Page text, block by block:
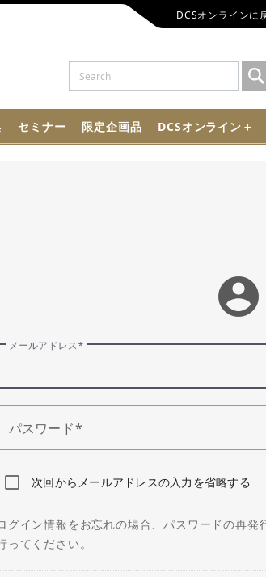
DCSオンラインに
セミナー 限定企画品 DCSオンライン＋
account_circle
メールアドレス
パスワード
次回からメールアドレスの入力を省略する
グイン情報をお忘れの場合、パスワードの再発
ってください。